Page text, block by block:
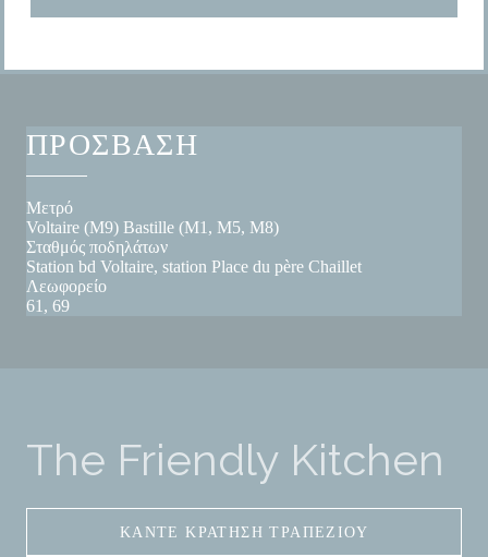
ΠΡΌΣΒΑΣΗ
Μετρό
Voltaire (M9) Bastille (M1, M5, M8)
Σταθμός ποδηλάτων
Station bd Voltaire, station Place du père Chaillet
Λεωφορείο
61, 69
The Friendly Kitchen
ΚΆΝΤΕ ΚΡΆΤΗΣΗ ΤΡΑΠΕΖΙΟΎ